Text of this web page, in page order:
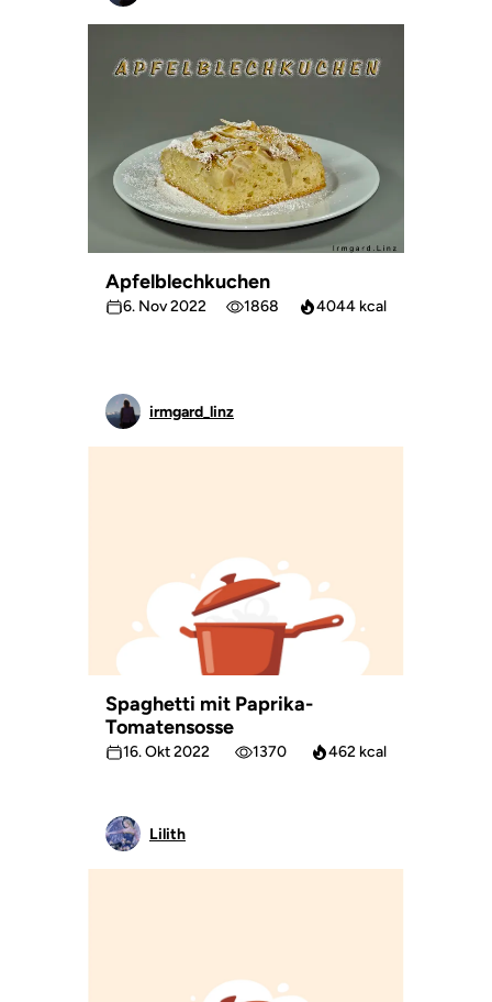
Apfelblechkuchen
6. Nov 2022 1868 4044 kcal
irmgard_linz
Spaghetti mit Paprika-
Tomatensosse
16. Okt 2022 1370 462 kcal
Lilith